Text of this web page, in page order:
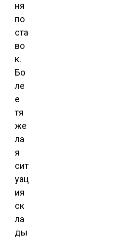
ня
по
ста
во
к.
Бо
ле
е
тя
же
ла
я
сит
уац
ия
ск
ла
ды